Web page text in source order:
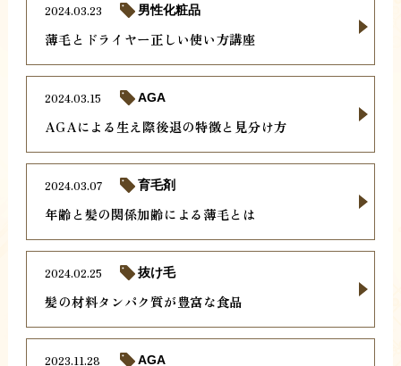
薄毛とドライヤー正しい使い方講座
2024.03.23 男性化粧品
AGAによる生え際後退の特徴と見分け方
2024.03.15 AGA
年齢と髪の関係加齢による薄毛とは
2024.03.07 育毛剤
髪の材料タンパク質が豊富な食品
2024.02.25 抜け毛
2023.11.28 AGA